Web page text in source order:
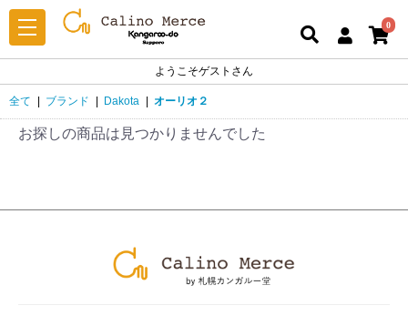
0
ようこそゲストさん
全て | ブランド | Dakota | オーリオ２
お探しの商品は見つかりませんでした